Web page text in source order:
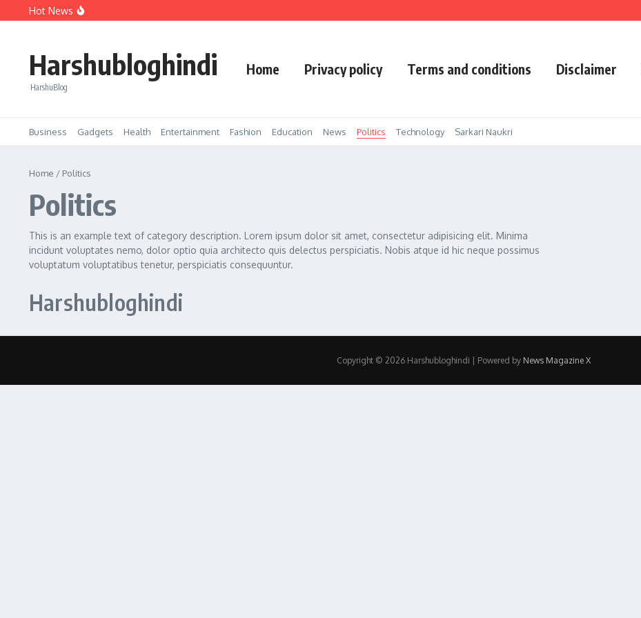
Hot News
Harshubloghindi
HarshuBlog
Home Privacy policy Terms and conditions Disclaimer
Business Gadgets Health Entertainment Fashion Education News Politics Technology Sarkari Naukri
Home / Politics
Politics
This is an example text of category description. Lorem ipsum dolor sit amet, consectetur adipisicing elit. Minima
incidunt voluptates nemo, dolor optio quia architecto quis delectus perspiciatis. Nobis atque id hic neque possimus
voluptatum voluptatibus tenetur, perspiciatis consequuntur.
Harshubloghindi
Copyright © 2026 Harshubloghindi | Powered by News Magazine X